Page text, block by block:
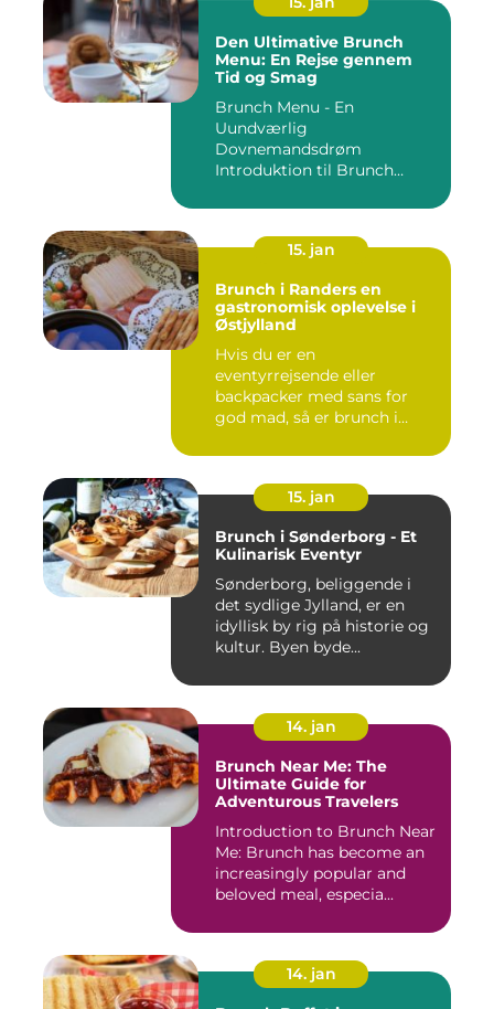
Den Ultimative Brunch
Menu: En Rejse gennem
Tid og Smag
Brunch Menu - En
Uundværlig
Dovnemandsdrøm
Introduktion til Brunch
15. jan
Brunch i Randers en
gastronomisk oplevelse i
Østjylland
Hvis du er en
eventyrrejsende eller
backpacker med sans for
god mad, så er brunch i
15. jan
Brunch i Sønderborg - Et
Kulinarisk Eventyr
Sønderborg, beliggende i
det sydlige Jylland, er en
idyllisk by rig på historie og
kultur. Byen byde...
14. jan
Brunch Near Me: The
Ultimate Guide for
Adventurous Travelers
Introduction to Brunch Near
Me: Brunch has become an
increasingly popular and
beloved meal, especia...
14. jan